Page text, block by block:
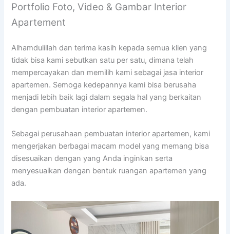
Portfolio Foto, Video & Gambar Interior
Apartement
Alhamdulillah dan terima kasih kepada semua klien yang
tidak bisa kami sebutkan satu per satu, dimana telah
mempercayakan dan memilih kami sebagai jasa interior
apartemen. Semoga kedepannya kami bisa berusaha
menjadi lebih baik lagi dalam segala hal yang berkaitan
dengan pembuatan interior apartemen.
Sebagai perusahaan pembuatan interior apartemen, kami
mengerjakan berbagai macam model yang memang bisa
disesuaikan dengan yang Anda inginkan serta
menyesuaikan dengan bentuk ruangan apartemen yang
ada.